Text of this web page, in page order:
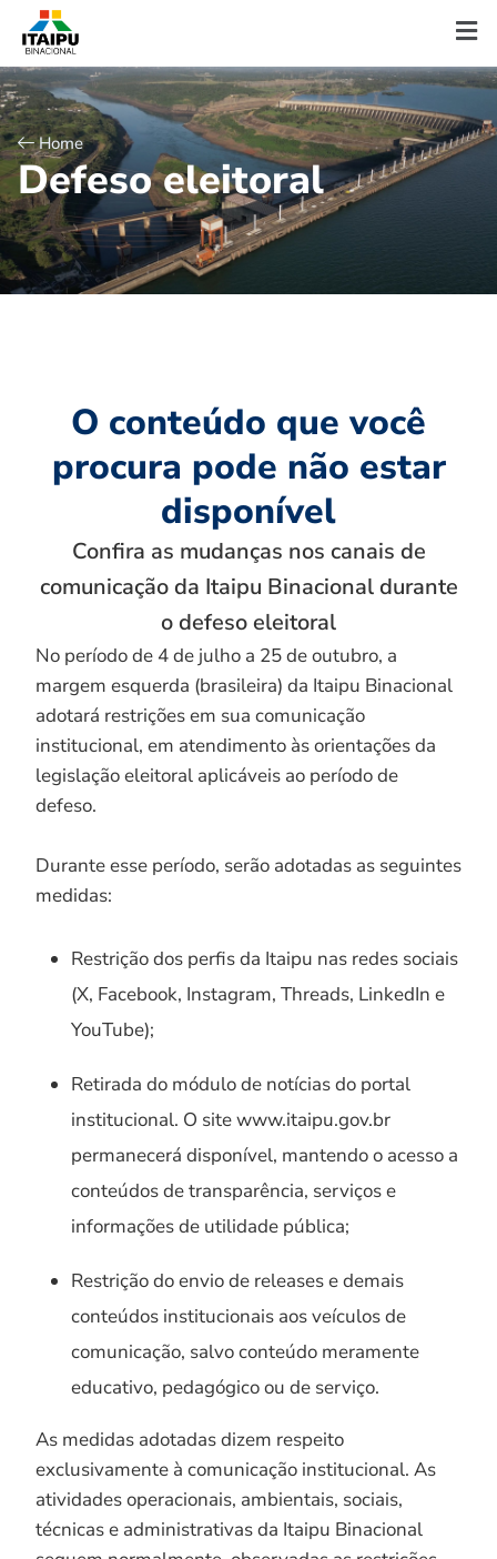
Home
Defeso eleitoral
O conteúdo que você
procura pode não estar
disponível
Confira as mudanças nos canais de
comunicação da Itaipu Binacional durante
o defeso eleitoral
No período de 4 de julho a 25 de outubro, a
margem esquerda (brasileira) da Itaipu Binacional
adotará restrições em sua comunicação
institucional, em atendimento às orientações da
legislação eleitoral aplicáveis ao período de
defeso.
Durante esse período, serão adotadas as seguintes
medidas:
Restrição dos perfis da Itaipu nas redes sociais
(X, Facebook, Instagram, Threads, LinkedIn e
YouTube);
Retirada do módulo de notícias do portal
institucional. O site www.itaipu.gov.br
permanecerá disponível, mantendo o acesso a
conteúdos de transparência, serviços e
informações de utilidade pública;
Restrição do envio de releases e demais
conteúdos institucionais aos veículos de
comunicação, salvo conteúdo meramente
educativo, pedagógico ou de serviço.
As medidas adotadas dizem respeito
exclusivamente à comunicação institucional. As
atividades operacionais, ambientais, sociais,
técnicas e administrativas da Itaipu Binacional